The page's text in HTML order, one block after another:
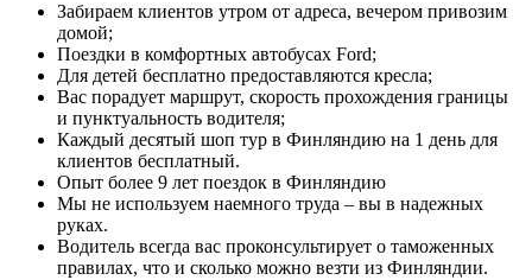
Забираем клиентов утром от адреса, вечером привозим
домой;
Поездки в комфортных автобусах Ford;
Для детей бесплатно предоставляются кресла;
Вас порадует маршрут, скорость прохождения границы
и пунктуальность водителя;
Каждый десятый шоп тур в Финляндию на 1 день для
клиентов бесплатный.
Опыт более 9 лет поездок в Финляндию
Мы не используем наемного труда – вы в надежных
руках.
Водитель всегда вас проконсультирует о таможенных
правилах, что и сколько можно везти из Финляндии.